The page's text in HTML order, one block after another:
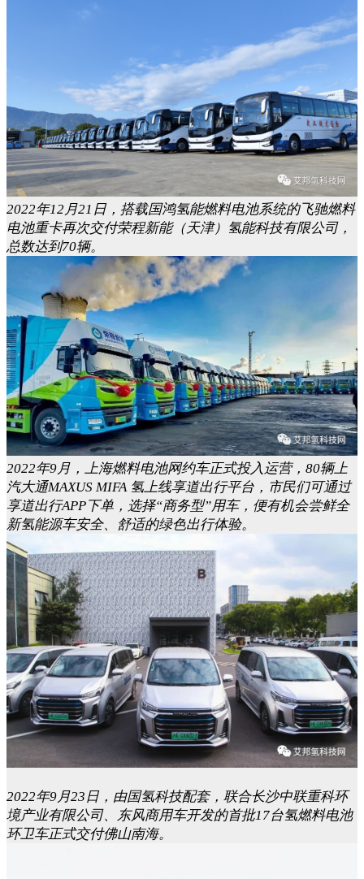
2022年12月21日，搭载国鸿氢能燃料电池系统的飞驰燃料
电池重卡再次交付荣程新能（天津）氢能科技有限公司，
总数达到70辆。
2022年9月，上海燃料电池网约车正式投入运营，80辆上
汽大通MAXUS MIFA 氢上线享道出行平台，市民们可通过
享道出行APP下单，选择“商务型”用车，便有机会尝鲜全
新氢能源车安全、舒适的绿色出行体验。
2022年9月23日，由国氢科技配套，联合长沙中联重科环
境产业有限公司、东风商用车开发的首批17台氢燃料电池
环卫车正式交付佛山南海。